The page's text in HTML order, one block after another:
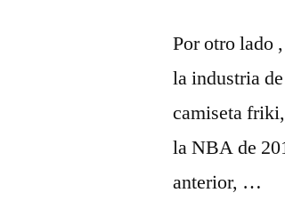
Por otro lado
la industria
camiseta
la NBA de
anterior, …